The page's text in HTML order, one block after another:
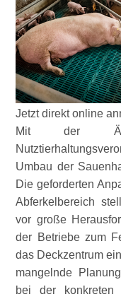
Jetzt direkt online
Mit der
Umbau der
Die geforderten
Abferkelbereich
vor große
der Betriebe zum
das Deckzentrum
mangelnde
bei der konkreten